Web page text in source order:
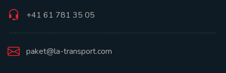
+41 61 781 35 05
paket@la-transport.com